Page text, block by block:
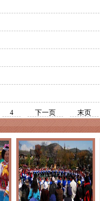
4 下一页
末页